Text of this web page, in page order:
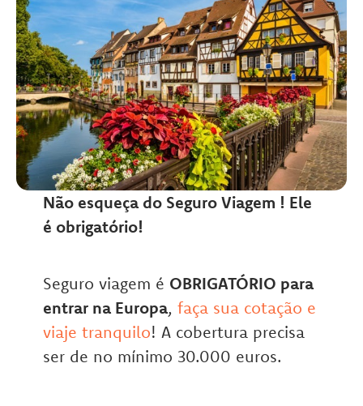
Não esqueça do Seguro Viagem ! Ele
é obrigatório!
Seguro viagem é OBRIGATÓRIO para
entrar na Europa, faça sua cotação e
viaje tranquilo! A cobertura precisa
ser de no mínimo 30.000 euros.